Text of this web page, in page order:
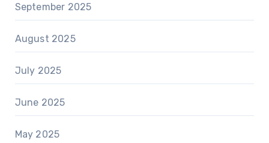
September 2025
August 2025
July 2025
June 2025
May 2025